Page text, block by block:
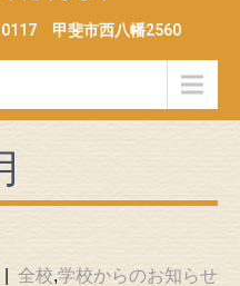
甲斐市西八幡2560
全校,学校からのお知らせ